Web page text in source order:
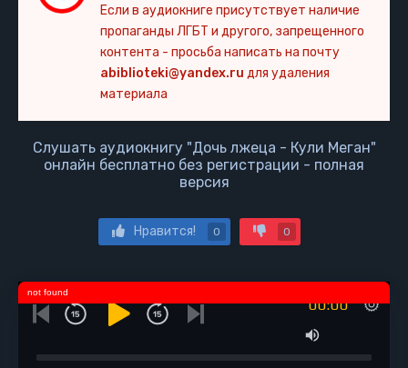
Если в аудиокниге присутствует наличие
пропаганды ЛГБТ и другого, запрещенного
контента - просьба написать на почту
abiblioteki@yandex.ru для удаления
материала
Слушать аудиокнигу "Дочь лжеца - Кули Меган"
онлайн бесплатно без регистрации - полная
версия
Нравится! 0 0
00:00
not found